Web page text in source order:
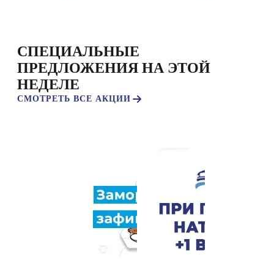
СПЕЦИАЛЬНЫЕ
ПРЕДЛОЖЕНИЯ НА ЭТОЙ
НЕДЕЛЕ
СМОТРЕТЬ ВСЕ АКЦИИ